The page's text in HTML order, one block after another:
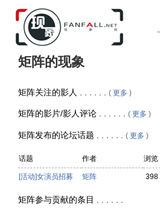
矩阵的现象
矩阵关注的影人 . . . . . . ( 更多 )
矩阵的影片/影人评论 . . . . . . ( 更多 )
矩阵发布的论坛话题 . . . . . . ( 更多 )
话题 作者 浏览
[活动]女演员招募 矩阵 398
矩阵参与贡献的条目 . . . . . .